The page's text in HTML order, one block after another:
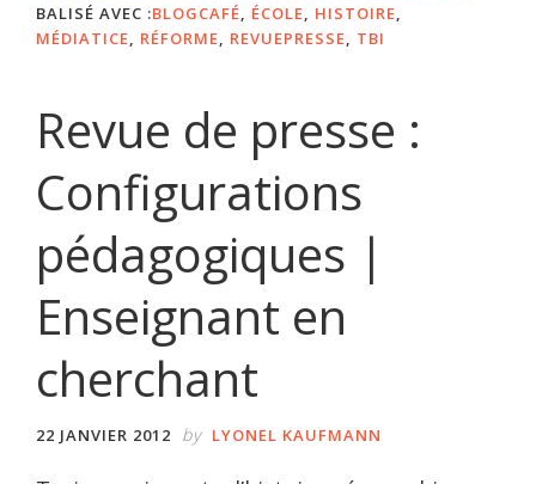
BALISÉ AVEC :BLOGCAFÉ ÉCOLE HISTOIRE
MÉDIATICE
RÉFORME REVUEPRESSE TBI
Revue de presse :
Configurations
pédagogiques |
Enseignant en
cherchant
22 JANVIER 2012 by LYONEL KAUFMANN